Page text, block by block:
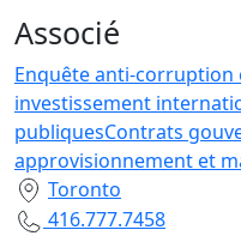
Associé
Enquête anti-
investissement
publiquesContrats
approvisionnement et
Toronto
416.777.7458